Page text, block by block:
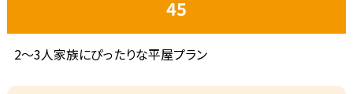
45
2～3人家族にぴったりな平屋プラン